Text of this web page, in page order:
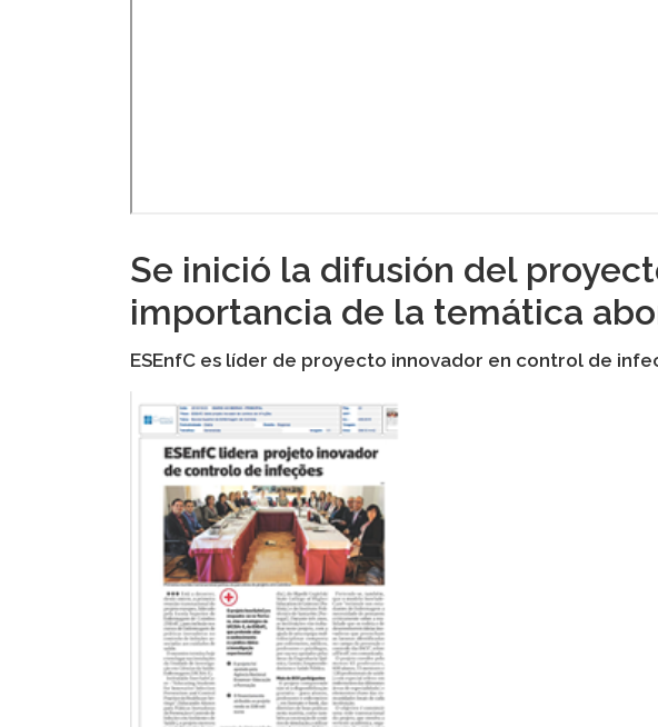
Se inició la difusión del
importancia de la temática
ESEnfC es líder de proyecto innovador en control de